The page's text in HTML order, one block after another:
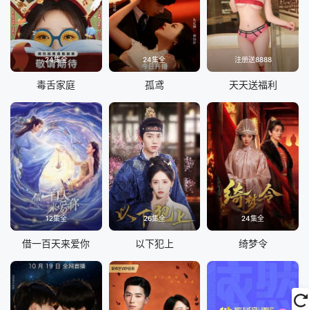
24集全
毒舌家庭
24集全
孤鸢
注册送8888
天天送福利
12集全
借一百天来爱你
26集全
以下犯上
24集全
绮梦令